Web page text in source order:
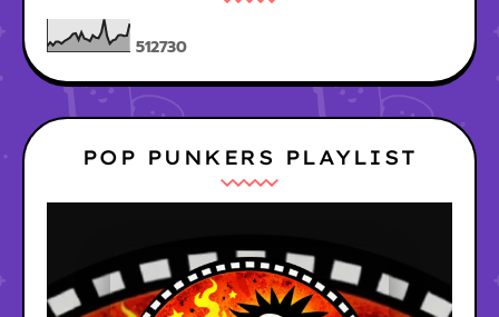
512730
POP PUNKERS PLAYLIST